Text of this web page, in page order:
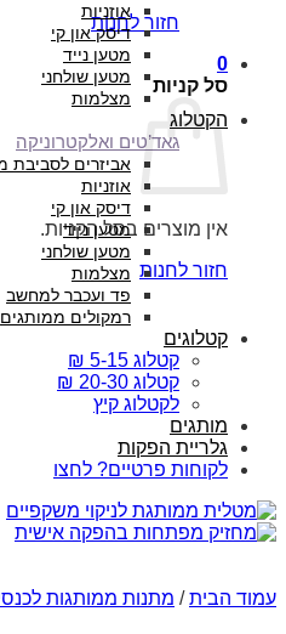
חזור לחנות
0
סל קניות
אין מוצרים בסל הקניות.
חזור לחנות
אוזניות
דיסק און קי
מטען נייד
מטען שולחני
מצלמות
הקטלוג
גאד’טים ואלקטרוניקה
אביזרים לסביבת
אוזניות
דיסק און קי
מטען נייד
מטען שולחני
מצלמות
פד ועכבר למחשב
רמקולים ממותגים
קטלוגים
קטלוג 5-15 ₪
קטלוג 20-30 ₪
לקטלוג קיץ
מותגים
גלריית הפקות
לקוחות פרטיים? לחצו
עמוד הבית / מתנות ממותגות